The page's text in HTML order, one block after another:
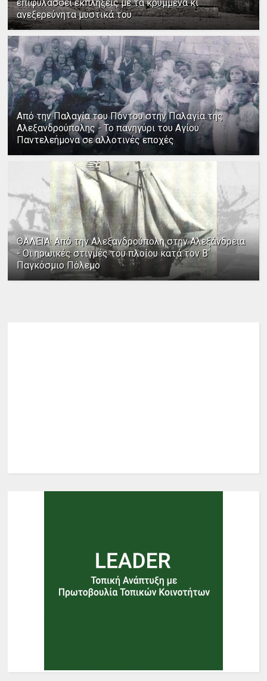
επιφυλάσσει εκπλήξεις με τα κρυμμένα κι
ανεξερεύνητα μυστικά του
Από την Παλαγία του Πόντου στην Παλαγία της
Αλεξανδρούπολης - Το πανηγύρι του Αγίου
Παντελεήμονα σε αλλοτινές εποχές
ΘΑΛΕΙΑ: Από την Αλεξανδρούπολη στην Αλεξάνδρεια
- Οι ηρωικές στιγμές του πλοίου κατά τον Β΄
Παγκόσμιο Πόλεμο